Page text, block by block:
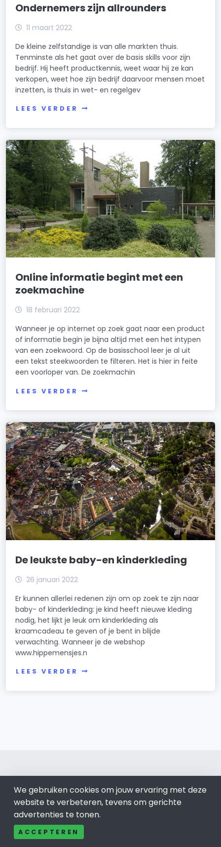
Ondernemers zijn allrounders
11 maart 2022
De kleine zelfstandige is van alle markten thuis.
Tenminste als het gaat over de basis skills voor zijn
bedrijf. Hij heeft productkennis, weet waar hij ze kan
verkopen, weet hoe zijn bedrijf daarvoor mensen moet
inzetten, is thuis in wet- en regelgev
LEES VERDER
Online informatie begint met een
zoekmachine
18 februari 2022
Wanneer je op internet op zoek gaat naar een product
of informatie begin je bijna altijd met een het intypen
van een zoekwoord. Op de basisschool leer je al uit
een tekst steekwoorden te filteren. Het is hier in feite
een voorloper van. De zoekmachin
LEES VERDER
De leukste baby-en kinderkleding
26 januari 2022
Er kunnen allerlei redenen zijn om op zoek te zijn naar
baby- of kinderkleding: je kind heeft nieuwe kleding
nodig, het lijkt je leuk om kinderkleding als
kraamcadeau te geven of je bent in blijde
verwachting. Wanneer je de webshop
www.hippemensjes.n
LEES VERDER
Harderwijk 0341
Contact
We gebruiken cookies om jouw ervaring met deze
website te verbeteren, tevens om gerichte
advertenties te tonen.
ACCEPTEREN